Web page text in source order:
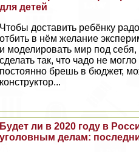
для детей
Чтобы доставить ребёнку
отбить в нём желание
и моделировать мир под себя,
сделать так, что чадо не
постоянно брешь в бюджет,
конструктор...
Будет ли в 2020 году в
уголовным делам: